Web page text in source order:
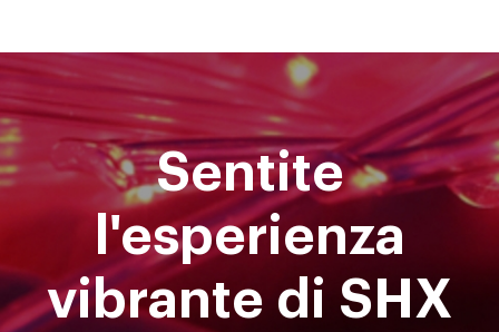
Sentite
l'esperienza
vibrante di SHX